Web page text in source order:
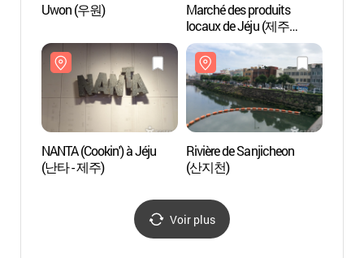
Uwon (우원)
Marché des produits
locaux de Jéju (제주
특산품전시판매장)
NANTA (Cookin') à Jéju
(난타 - 제주)
Rivière de Sanjicheon
(산지천)
Voir plus